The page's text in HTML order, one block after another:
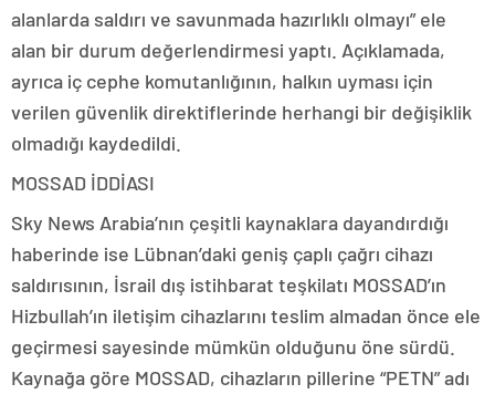
alanlarda saldırı ve savunmada hazırlıklı olmayı” ele
alan bir durum değerlendirmesi yaptı. Açıklamada,
ayrıca iç cephe komutanlığının, halkın uyması için
verilen güvenlik direktiflerinde herhangi bir değişiklik
olmadığı kaydedildi.
MOSSAD İDDİASI
Sky News Arabia’nın çeşitli kaynaklara dayandırdığı
haberinde ise Lübnan’daki geniş çaplı çağrı cihazı
saldırısının, İsrail dış istihbarat teşkilatı MOSSAD’ın
Hizbullah’ın iletişim cihazlarını teslim almadan önce ele
geçirmesi sayesinde mümkün olduğunu öne sürdü.
Kaynağa göre MOSSAD, cihazların pillerine “PETN” adı